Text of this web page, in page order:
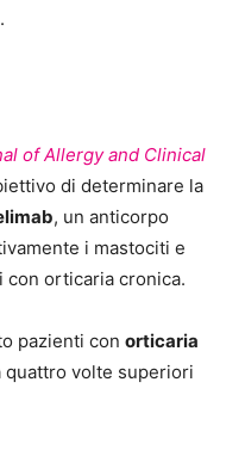
of Allergy and Clinical
di determinare la
, un anticorpo
i mastociti e
orticaria cronica.
pazienti con orticaria
quattro volte superiori